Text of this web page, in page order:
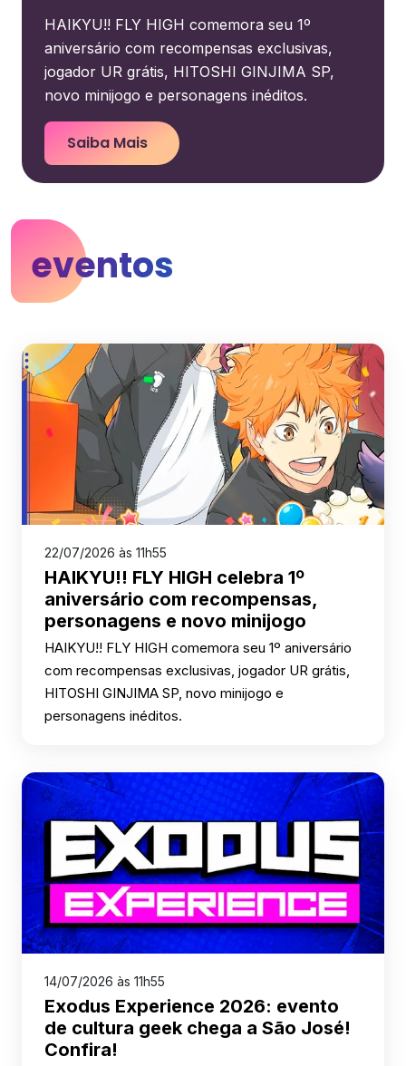
HAIKYU!! FLY HIGH comemora seu 1º
aniversário com recompensas exclusivas,
jogador UR grátis, HITOSHI GINJIMA SP,
novo minijogo e personagens inéditos.
Saiba Mais
eventos
22/07/2026 às 11h55
HAIKYU!! FLY HIGH celebra 1º
aniversário com recompensas,
personagens e novo minijogo
HAIKYU!! FLY HIGH comemora seu 1º aniversário
com recompensas exclusivas, jogador UR grátis,
HITOSHI GINJIMA SP, novo minijogo e
personagens inéditos.
14/07/2026 às 11h55
Exodus Experience 2026: evento
de cultura geek chega a São José!
Confira!